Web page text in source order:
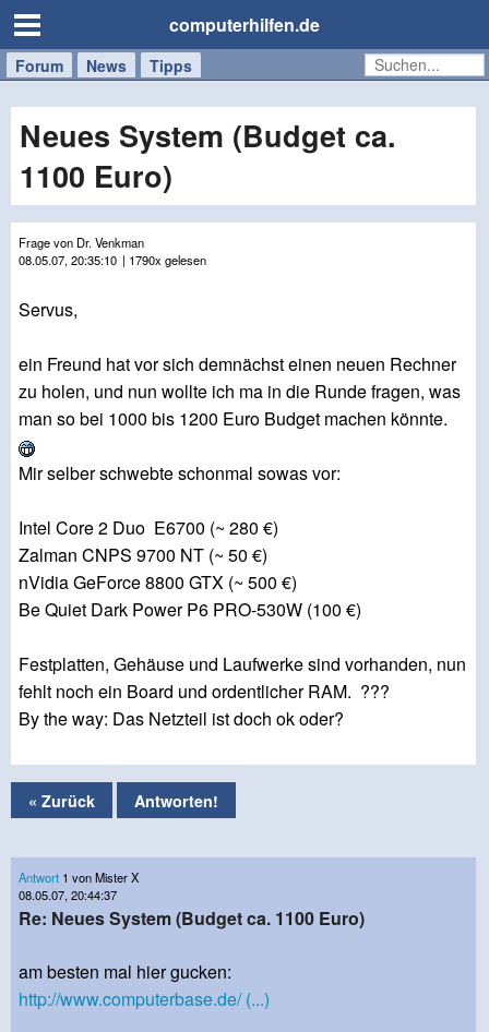
computerhilfen.de
Forum News Tipps
Handy
Tablet
Windows
Mac
Neues System (Budget ca.
1100 Euro)
Frage von Dr. Venkman
08.05.07, 20:35:10 | 1790x gelesen
Servus,
ein Freund hat vor sich demnächst einen neuen Rechner
zu holen, und nun wollte ich ma in die Runde fragen, was
man so bei 1000 bis 1200 Euro Budget machen könnte.
Mir selber schwebte schonmal sowas vor:
Intel Core 2 Duo E6700 (~ 280 €)
Zalman CNPS 9700 NT (~ 50 €)
nVidia GeForce 8800 GTX (~ 500 €)
Be Quiet Dark Power P6 PRO-530W (100 €)
Festplatten, Gehäuse und Laufwerke sind vorhanden, nun
fehlt noch ein Board und ordentlicher RAM. ???
By the way: Das Netzteil ist doch ok oder?
« Zurück Antworten!
Antwort 1 von Mister X
08.05.07, 20:44:37
Re: Neues System (Budget ca. 1100 Euro)
am besten mal hier gucken:
http://www.computerbase.de/ (...)